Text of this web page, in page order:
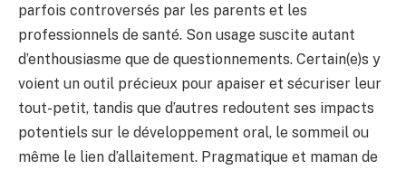
parfois controversés par les parents et les
professionnels de santé. Son usage suscite autant
d’enthousiasme que de questionnements. Certain(e)s y
voient un outil précieux pour apaiser et sécuriser leur
tout-petit, tandis que d’autres redoutent ses impacts
potentiels sur le développement oral, le sommeil ou
même le lien d’allaitement. Pragmatique et maman de